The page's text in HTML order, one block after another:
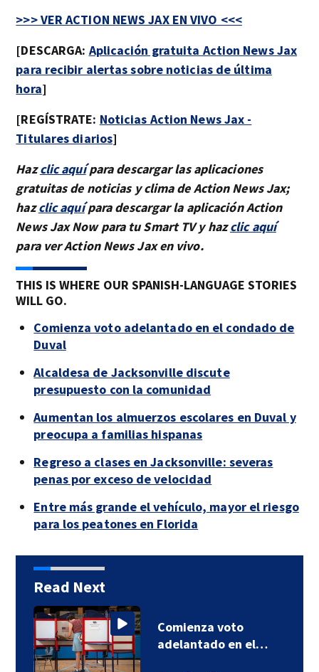
>>> VER ACTION NEWS JAX EN VIVO <<<
[DESCARGA: Aplicación gratuita Action News Jax
para recibir alertas sobre noticias de última
hora]
[REGÍSTRATE: Noticias Action News Jax -
Titulares diarios]
Hazclic aquípara descargar las aplicaciones
gratuitas de noticias y clima de Action News Jax;
hazclic aquípara descargar la aplicación Action
News Jax Now para tu Smart TV y hazclic aquí
para ver Action News Jax en vivo.
THIS IS WHERE OUR SPANISH-LANGUAGE STORIES
WILL GO.
Comienza voto adelantado en el condado de
Duval
Alcaldesa de Jacksonville discute
presupuesto con la comunidad
Aumentan los almuerzos escolares en Duval y
preocupa a familias hispanas
Regreso a clases en Jacksonville: severas
penas por exceso de velocidad
Entre más grande el vehículo, mayor el riesgo
para los peatones en Florida
Read Next
Comienzo voto
adelantado en el…